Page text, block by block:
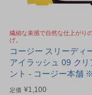
繊細な束感で自然な仕上がり
げ。
コージー スリーディ
アイラッシュ 09 クリ
ント - コージー本舗 ※ネコポス
対応商品
定価 ¥1,100